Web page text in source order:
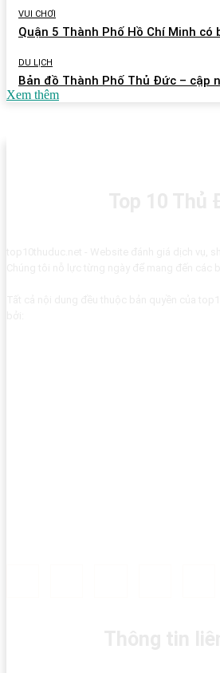
VUI CHƠI
Quận 5 Thành Phố Hồ Chí Minh có
DU LỊCH
Bản đồ Thành Phố Thủ Đức – cập
Xem thêm